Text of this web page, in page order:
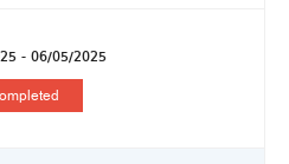
- 06/05/2025